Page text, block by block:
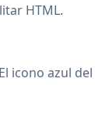
HTML.
icono azul del